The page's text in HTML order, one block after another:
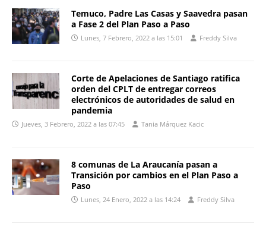
Temuco, Padre Las Casas y Saavedra pasan
a Fase 2 del Plan Paso a Paso
Lunes, 7 Febrero, 2022 a las 15:01 Freddy Silva
Corte de Apelaciones de Santiago ratifica
orden del CPLT de entregar correos
electrónicos de autoridades de salud en
pandemia
Jueves, 3 Febrero, 2022 a las 07:45 Tania Márquez Kacic
8 comunas de La Araucanía pasan a
Transición por cambios en el Plan Paso a
Paso
Lunes, 24 Enero, 2022 a las 14:24 Freddy Silva